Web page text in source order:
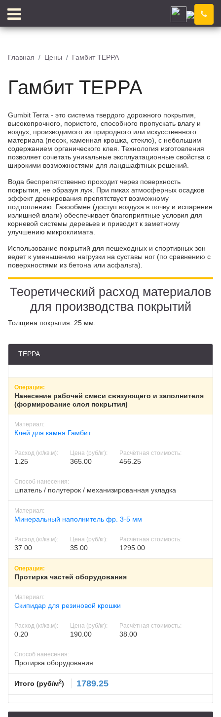
Астрахань
Доставка
КРОШКА
ПИГМЕНТ ИСКУССТВЕННАЯ ТРАВА
ПРОМПОЛЫ ТЕХНИКА
Астрахань
Главная Цены Гамбит ТЕРРА
Гамбит ТЕРРА
Gumbit Terra - это система твердого дорожного покрытия,
высокопрочного, пористого, способного пропускать влагу и
воздух, производимого из природного или искусственного
материала (песок, каменная крошка, стекло), с небольшим
содержанием органического клея. Технология изготовления
позволяет сочетать уникальные эксплуатационные свойства с
широкими возможностями для ландшафтных решений.
Вода беспрепятственно проходит через поверхность
покрытия, не образуя луж. При пиках атмосферных осадков
эффект дренирования препятствует возможному
подтоплению. Газообмен (доступ воздуха в почву и испарение
излишней влаги) обеспечивает благоприятные условия для
корневой системы деревьев и приводит к заметному
улучшению микроклимата.
Использование покрытий для пешеходных и спортивных зон
ведет к уменьшению нагрузки на суставы ног (по сравнению с
поверхностями из бетона или асфальта).
Теоретический расход материалов
для производства покрытий
Толщина покрытия: 25 мм.
ТЕРРА
Нанесение рабочей смеси связующего и заполнителя
(формирование слоя покрытия)
Клей для камня Гамбит
1.25 365.00 456.25
шпатель / полутерок / механизированная укладка
Минеральный наполнитель фр. 3-5 мм
37.00 35.00 1295.00
Протирка частей оборудования
Скипидар для резиновой крошки
0.20 190.00 38.00
Протирка оборудования
Итого (руб/м2) 1789.25